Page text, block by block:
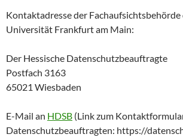
Kontaktadresse der
Universität Frankfurt am Main:
Der Hessische Datenschutzbeauftragte
Postfach 3163
65021 Wiesbaden
E-Mail an HDSB (Link zum
Datenschutzbeauftragten: https://